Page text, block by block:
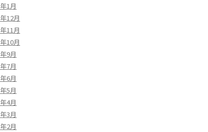
1月
12月
11月
10月
9月
7月
6月
5月
4月
3月
2月